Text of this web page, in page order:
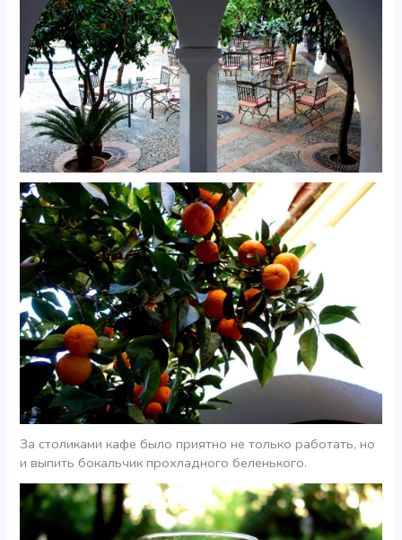
За столиками кафе было приятно не только работать, но
и выпить бокальчик прохладного беленького.